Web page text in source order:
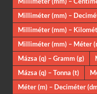
Milliméter (mm) –
Milliméter (mm) –
Milliméter (mm) – Méter
Mázsa (q) – Gramm (g)
Mázsa (q) – Tonna (t)
Méter (m) – Deciméter